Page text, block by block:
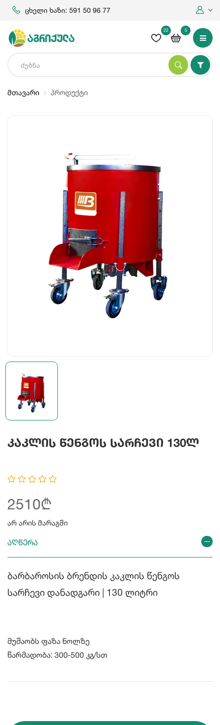
ცხელი ხაზი: 591 50 96 77
22 5
მთავარი პროდუქტი
Კაკლის Წენგოს Სარჩევი 130ლ
2510₾
არ არის მარაგში
აღწერა
ბარბაროსის ბრენდის კაკლის წენგოს
სარჩევი დანადგარი | 130 ლიტრი
მუშაობს ფაზა ნოლზე
წარმადობა: 300-500 კგ/სთ